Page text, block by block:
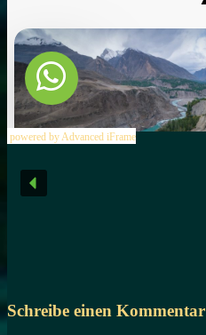
powered by Advanced iFrame
Schreibe einen Kommentar